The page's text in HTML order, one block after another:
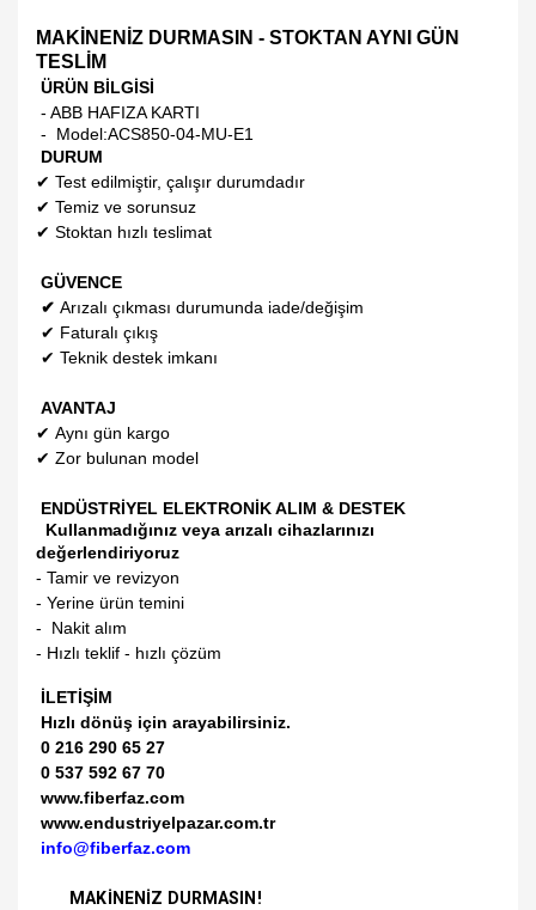
MAKİNENİZ DURMASIN - STOKTAN AYNI GÜN
TESLİM
ÜRÜN BİLGİSİ
- ABB HAFIZA KARTI
- Model:ACS850-04-MU-E1
DURUM
✔ Test edilmiştir, çalışır durumdadır
✔ Temiz ve sorunsuz
✔ Stoktan hızlı teslimat
GÜVENCE
✔ Arızalı çıkması durumunda iade/değişim
✔ Faturalı çıkış
✔ Teknik destek imkanı
AVANTAJ
✔ Aynı gün kargo
✔ Zor bulunan model
ENDÜSTRİYEL ELEKTRONİK ALIM & DESTEK
Kullanmadığınız veya arızalı cihazlarınızı
değerlendiriyoruz
- Tamir ve revizyon
- Yerine ürün temini
- Nakit alım
- Hızlı teklif - hızlı çözüm
İLETİŞİM
Hızlı dönüş için arayabilirsiniz.
0 216 290 65 27
0 537 592 67 70
www.fiberfaz.com
www.endustriyelpazar.com.tr
info@fiberfaz.com
MAKİNENİZ DURMASIN!